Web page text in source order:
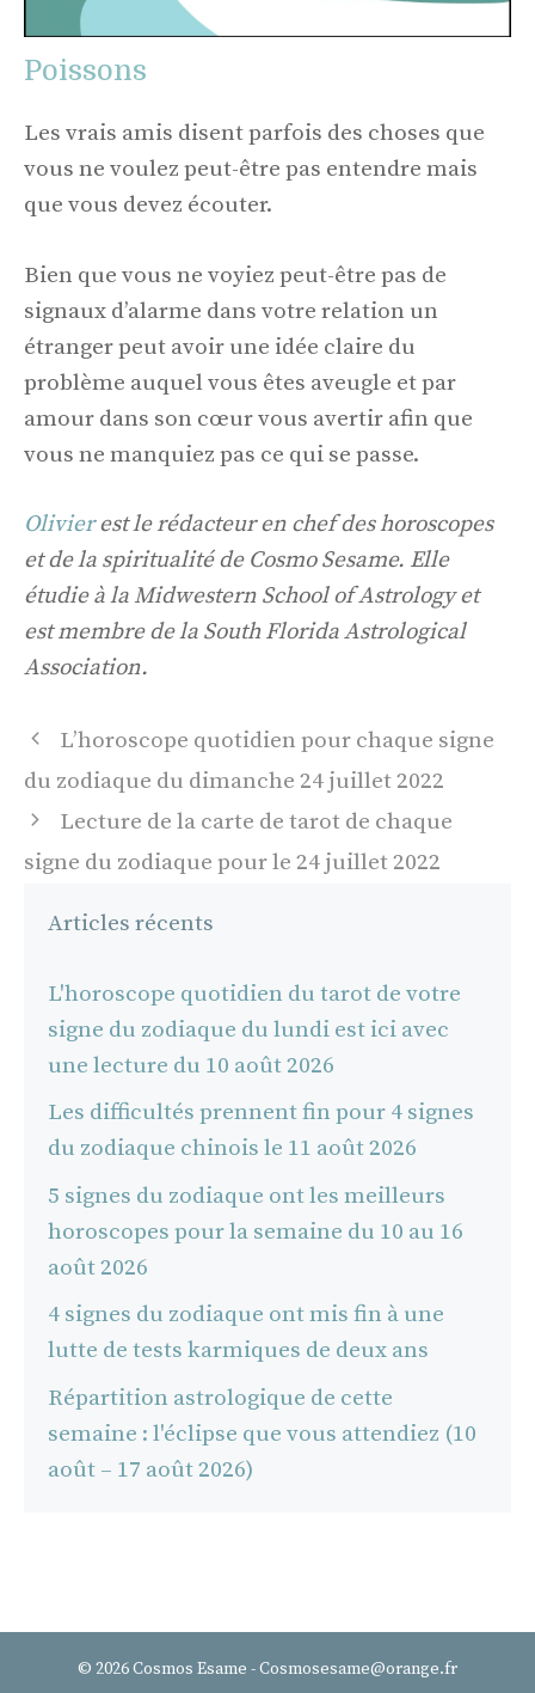
Poissons
Les vrais amis disent parfois des choses que
vous ne voulez peut-être pas entendre mais
que vous devez écouter.
Bien que vous ne voyiez peut-être pas de
signaux d’alarme dans votre relation un
étranger peut avoir une idée claire du
problème auquel vous êtes aveugle et par
amour dans son cœur vous avertir afin que
vous ne manquiez pas ce qui se passe.
Olivierest le rédacteur en chef des horoscopes
et de la spiritualité de Cosmo Sesame. Elle
étudie à la Midwestern School of Astrology et
est membre de la South Florida Astrological
Association.
Navigation
des
L’horoscope quotidien pour chaque signe
du zodiaque du dimanche 24 juillet 2022
Lecture de la carte de tarot de chaque
signe du zodiaque pour le 24 juillet 2022
Articles récents
L'horoscope quotidien du tarot de votre
signe du zodiaque du lundi est ici avec
une lecture du 10 août 2026
Les difficultés prennent fin pour 4 signes
du zodiaque chinois le 11 août 2026
5 signes du zodiaque ont les meilleurs
horoscopes pour la semaine du 10 au 16
août 2026
4 signes du zodiaque ont mis fin à une
lutte de tests karmiques de deux ans
Répartition astrologique de cette
semaine : l'éclipse que vous attendiez (10
août – 17 août 2026)
© 2026 Cosmos Esame - Cosmosesame@orange.fr